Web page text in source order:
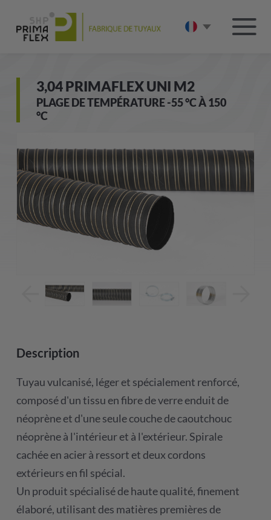
3,04 PRIMAFLEX UNI M2
PLAGE DE TEMPÉRATURE -55 °C À 150
°C
Description
Tuyau vulcanisé, léger et spécialement renforcé,
composé d'un tissu en fibre de verre enduit de
néoprène et d'une seule couche de caoutchouc
néoprène à l'intérieur et à l'extérieur. Spirale
cachée en acier à ressort et deux cordons
extérieurs en fil spécial.
Un produit spécialisé de haute qualité, finement
élaboré, utilisant des matières premières de